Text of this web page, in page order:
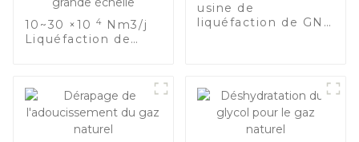
10~30 ×104
Nm3/j
Liquéfaction de
usine de
liquéfaction de GNL